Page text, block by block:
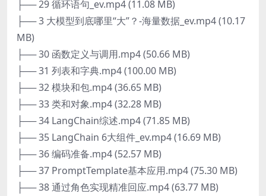
├── 29 循环语句_ev.mp4 (11.08 MB)
├── 3 大模型到底哪里“大”？-海量数据_ev.mp4 (10.17
MB)
├── 30 函数定义与调用.mp4 (50.66 MB)
├── 31 列表和字典.mp4 (100.00 MB)
├── 32 模块和包.mp4 (36.65 MB)
├── 33 类和对象.mp4 (32.28 MB)
├── 34 LangChain综述.mp4 (71.85 MB)
├── 35 LangChain 6大组件_ev.mp4 (16.69 MB)
├── 36 编码准备.mp4 (52.57 MB)
├── 37 PromptTemplate基本应用.mp4 (75.30 MB)
├── 38 通过角色实现精准回应.mp4 (63.77 MB)